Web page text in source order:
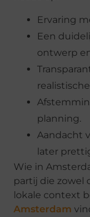
Ervaring
Een
ontwerp
planning.
Aandacht
later
Wie in
partij die zowel
lokale context
Amsterdam